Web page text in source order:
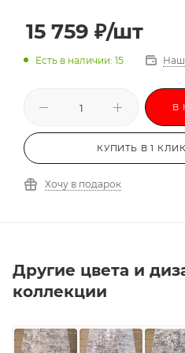
3,0х5,5 3,0х6,0
15 759 ₽/шт
Есть в наличии: 15
В
КУПИТЬ В 1 КЛИК
Хочу в подарок
Другие цвета и
коллекции